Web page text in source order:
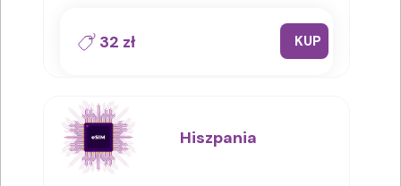
32 zł KUP
Hiszpania